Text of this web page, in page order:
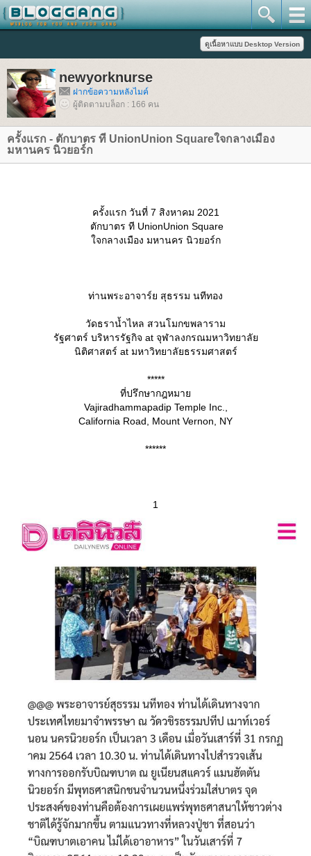
newyorknurse
ฝากข้อความหลังไมค์
ผู้ติดตามบล็อก : 166 คน
ครั้งแรก - ตักบาตร ที UnionUnion Squareใจกลางเมือง
มหานคร นิวยอร์ก
ครั้งแรก วันที่ 7 สิงหาคม 2021
ตักบาตร ที UnionUnion Square
จกลางเมือง มหานคร นิวยอร์ก
ท่านพระอาจาร์ย สุธรรม นทีทอง
วัดธราน้ำไหล สวนโมกขพลาราม
รัฐศาตร์ บริหารรัฐกิจ at จุฬาลงกรณมหาวิทยาลั
นิติศาสตร์ at มหาวิทยาลัยธรรมศาสตร์
*****
ที่ปรึกษากฎหมา
Vajiradhammapadip Temple Inc.,
California Road, Mount Vernon, NY
******
1